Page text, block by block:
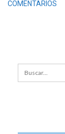
COMENTARIOS